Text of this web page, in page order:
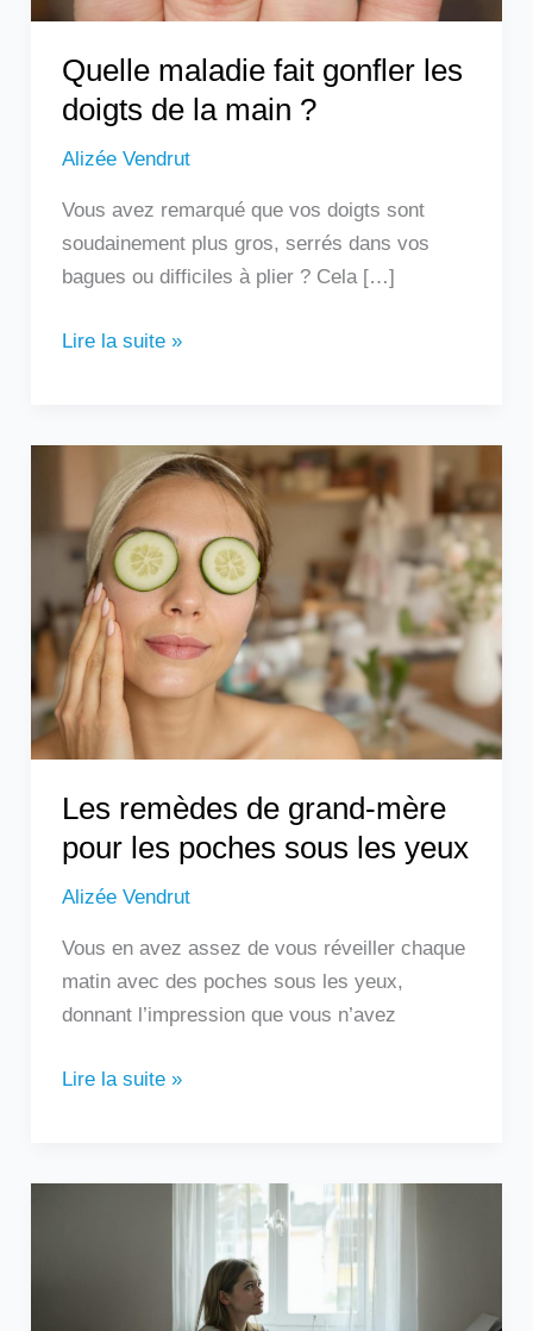
Quelle maladie fait gonfler les
doigts de la main ?
Alizée Vendrut
Vous avez remarqué que vos doigts sont
soudainement plus gros, serrés dans vos
bagues ou difficiles à plier ? Cela […]
?
Lire la suite »
Les remèdes de grand-mère
pour les poches sous les yeux
Alizée Vendrut
Vous en avez assez de vous réveiller chaque
matin avec des poches sous les yeux,
donnant l’impression que vous n’avez
remèdes
de
grand-
mère
pour
les
poches
sous
les
yeux
Lire la suite »